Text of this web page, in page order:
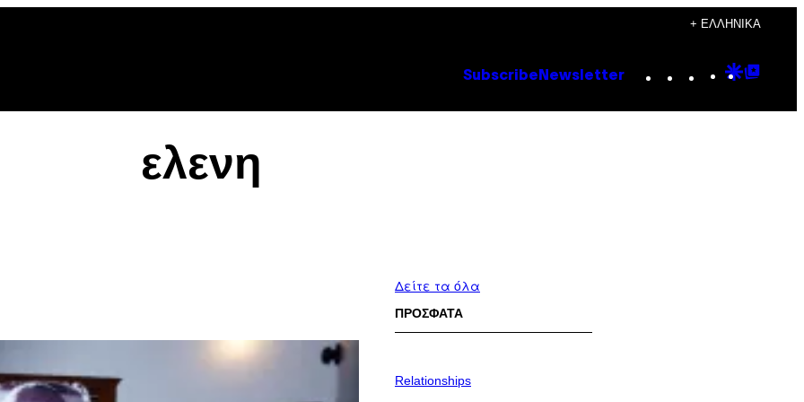
+ ΕΛΛΗΝΙΚΆ
Subscribe Newsletter Instagram
TikTok
YouTube
Google
ελενη
Δείτε τα όλα
ΠΡΟΣΦΑΤΑ
Relationships